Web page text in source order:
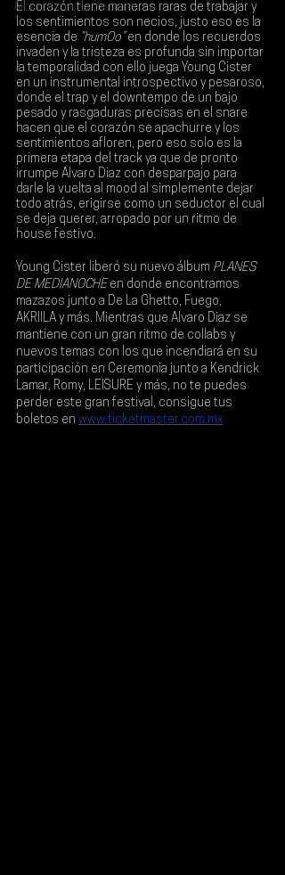
Álbumes de la Semana
El corazón tiene maneras raras de trabajar y
los sentimientos son necios, justo eso es la
esencia de “humOo” en donde los recuerdos
invaden y la tristeza es profunda sin importar
la temporalidad con ello juega Young Cister
en un instrumental introspectivo y pesaroso,
donde el trap y el downtempo de un bajo
pesado y rasgaduras precisas en el snare
hacen que el corazón se apachurre y los
sentimientos afloren, pero eso solo es la
primera etapa del track ya que de pronto
irrumpe Alvaro Diaz con desparpajo para
darle la vuelta al mood al simplemente dejar
todo atrás, erigirse como un seductor el cual
se deja querer, arropado por un ritmo de
house festivo.
Young Cister liberó su nuevo álbum PLANES
DE MEDIANOCHE en donde encontramos
mazazos junto a De La Ghetto, Fuego,
AKRIILA y más. Mientras que Alvaro Diaz se
mantiene con un gran ritmo de collabs y
nuevos temas con los que incendiará en su
participación en Ceremonia junto a Kendrick
Lamar, Romy, LEISURE y más, no te puedes
perder este gran festival, consigue tus
boletos en www.ticketmaster.com.mx